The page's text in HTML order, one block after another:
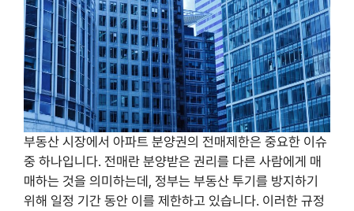
부동산 시장에서 아파트 분양권의 전매제한은 중요한 이슈
중 하나입니다. 전매란 분양받은 권리를 다른 사람에게 매
매하는 것을 의미하는데, 정부는 부동산 투기를 방지하기
위해 일정 기간 동안 이를 제한하고 있습니다. 이러한 규정